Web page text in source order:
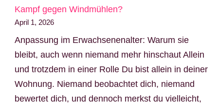
Kampf gegen Windmühlen?
April 1, 2026
Anpassung im Erwachsenenalter: Warum sie
bleibt, auch wenn niemand mehr hinschaut Allein
und trotzdem in einer Rolle Du bist allein in deiner
Wohnung. Niemand beobachtet dich, niemand
bewertet dich, und dennoch merkst du vielleicht,